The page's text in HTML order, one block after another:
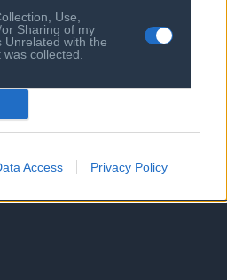
Use,
Sharing of my
Unrelated with the
collected.
Access Privacy Policy